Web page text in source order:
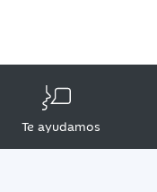
Te ayudamos